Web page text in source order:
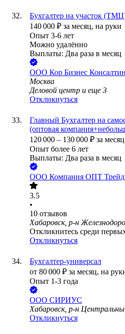
Бухгалтер на участок
140 000 ₽ за месяц, на руки
Опыт 3-6 лет
Можно удалённо
Выплаты: Два раза в месяц
ООО Кор Бизнес
Москва
Деловой центр и еще 3
Откликнуться
Главный Бухгалтер на
(оптовая
120 000 – 130 000 ₽ за
Опыт более 6 лет
Выплаты: Два раза в месяц
ООО Компания ОПТ Трейд
3.5
•
10 отзывов
Хабаровск, р-н
Откликнитесь среди
Откликнуться
Бухгалтер-универсал
от 80 000 ₽ за месяц, на
Опыт 1-3 года
ООО СИРИУС
Хабаровск, р-н
Откликнуться